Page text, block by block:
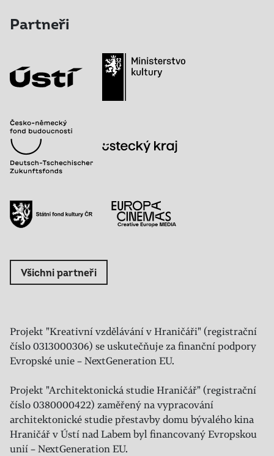
Partneři
Všichni partneři
Projekt "Kreativní vzdělávání v Hraničáři" (registrační
číslo 0313000306) se uskutečňuje za finanční podpory
Evropské unie – NextGeneration EU.
Projekt "Architektonická studie Hraničář" (registrační
číslo 0380000422) zaměřený na vypracování
architektonické studie přestavby domu bývalého kina
Hraničář v Ústí nad Labem byl financovaný Evropskou
unií – NextGeneration EU.